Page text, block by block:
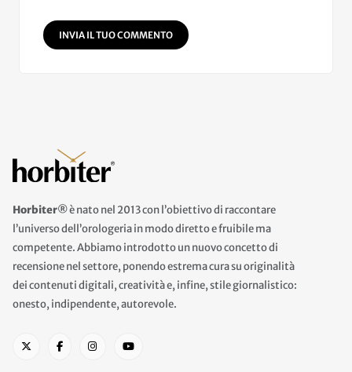
INVIA IL TUO COMMENTO
Horbiter®è nato nel 2013 con l’obiettivo di raccontare
l’universo dell’orologeria in modo diretto e fruibile ma
competente. Abbiamo introdotto un nuovo concetto di
recensione nel settore, ponendo estrema cura su originalità
dei contenuti digitali, creatività e, infine, stile giornalistico:
onesto, indipendente, autorevole.